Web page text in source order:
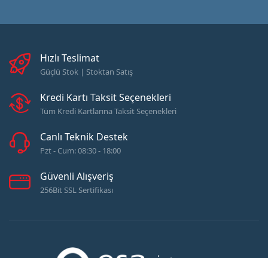
Hızlı Teslimat
Güçlü Stok | Stoktan Satış
Kredi Kartı Taksit Seçenekleri
Tüm Kredi Kartlarına Taksit Seçenekleri
Canlı Teknik Destek
Pzt - Cum: 08:30 - 18:00
Güvenli Alışveriş
256Bit SSL Sertifikası